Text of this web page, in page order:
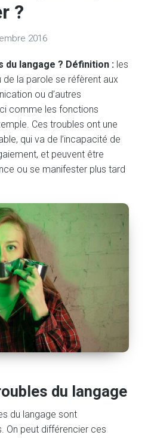
?
2016
du langage ? Définition : les
la parole se réfèrent aux
ou d’autres
comme les fonctions
Ces troubles ont une
qui va de l’incapacité de
et peuvent être
ou se manifester plus tard
du langage
du langage sont
On peut différencier ces